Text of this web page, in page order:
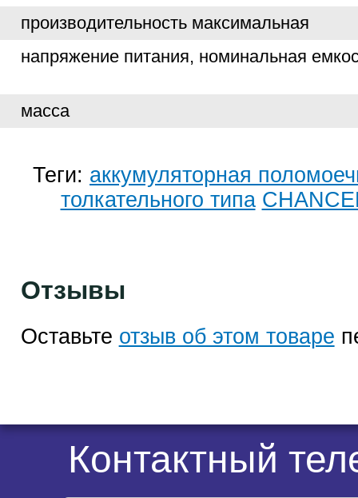
производительность максимальная
напряжение питания, номинальная
масса
Теги: аккумуляторная
толкательного типа
Отзывы
Оставьте отзыв об этом товаре
Контактный